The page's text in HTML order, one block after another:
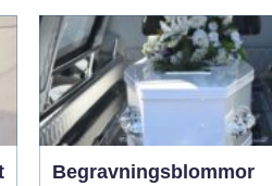
Begravningsblommor